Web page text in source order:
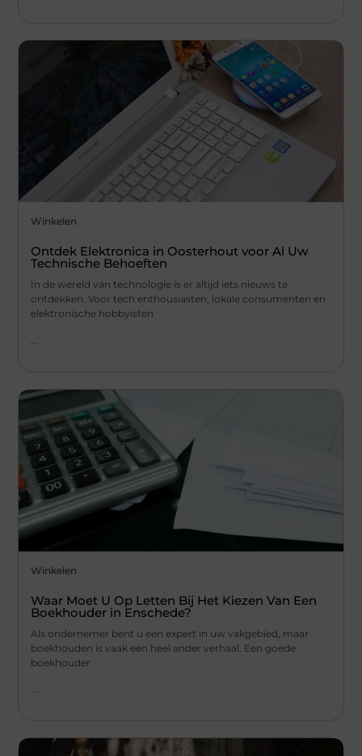
Winkelen
Ontdek Elektronica in Oosterhout voor Al Uw
Technische Behoeften
In de wereld van technologie is er altijd iets nieuws te
ontdekken. Voor tech enthousiasten, lokale consumenten en
elektronische hobbyisten
Winkelen
Waar Moet U Op Letten Bij Het Kiezen Van Een
Boekhouder in Enschede?
Als ondernemer bent u een expert in uw vakgebied, maar
boekhouden is vaak een heel ander verhaal. Een goede
boekhouder
...